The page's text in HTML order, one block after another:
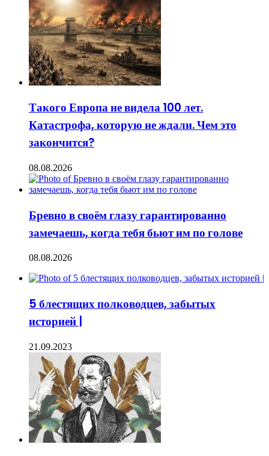
Такого Европа не видела 100 лет.
Катастрофа, которую не ждали. Чем это
закончится?
08.08.2026
Бревно в своём глазу гарантированно
замечаешь, когда тебя бьют им по голове
08.08.2026
5 блестящих полководцев, забытых
историей |
21.09.2023